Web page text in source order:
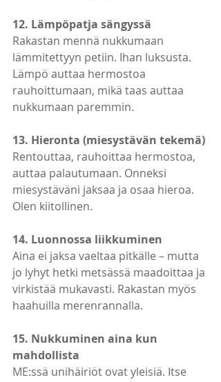
12. Lämpöpatja sängyssä
Rakastan mennä nukkumaan
lämmitettyyn petiin. Ihan luksusta.
Lämpö auttaa hermostoa
rauhoittumaan, mikä taas auttaa
nukkumaan paremmin.
13. Hieronta (miesystävän tekemä)
Rentouttaa, rauhoittaa hermostoa,
auttaa palautumaan. Onneksi
miesystäväni jaksaa ja osaa hieroa.
Olen kiitollinen.
14. Luonnossa liikkuminen
Aina ei jaksa vaeltaa pitkälle – mutta
jo lyhyt hetki metsässä maadoittaa ja
virkistää mukavasti. Rakastan myös
haahuilla merenrannalla.
15. Nukkuminen aina kun
mahdollista
ME:ssä unihäiriöt ovat yleisiä. Itse